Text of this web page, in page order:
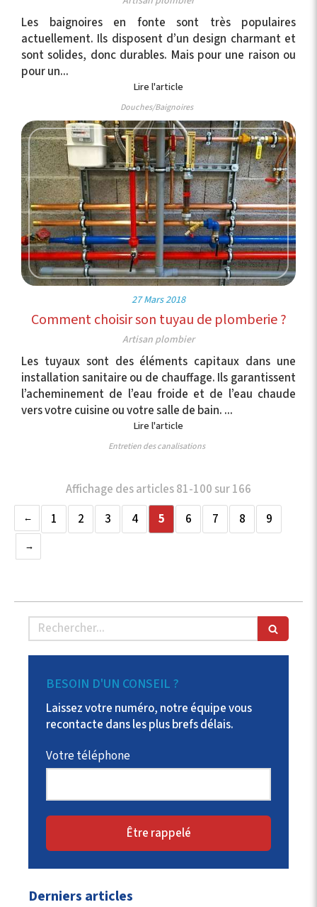
Les baignoires en fonte sont très populaires
actuellement. Ils disposent d’un design charmant et
sont solides, donc durables. Mais pour une raison ou
pour un...
Lire l'article
Douches/Baignoires
27 Mars 2018
Comment choisir son tuyau de plomberie ?
Artisan plombier
Les tuyaux sont des éléments capitaux dans une
installation sanitaire ou de chauffage. Ils garantissent
l’acheminement de l’eau froide et de l’eau chaude
vers votre cuisine ou votre salle de bain. ...
Lire l'article
Entretien des canalisations
Affichage des articles 81-100 sur 166
1
2 3 4 5 6 7 8 9
Rechercher
BESOIN D'UN CONSEIL ?
Laissez votre numéro, notre équipe vous
recontacte dans les plus brefs délais.
Votre téléphone
Être rappelé
Derniers articles